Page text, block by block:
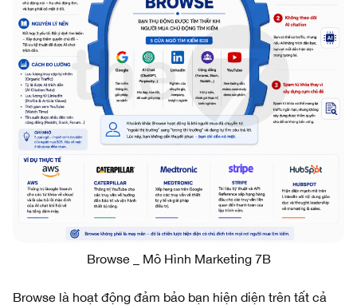
Browse _ Mô Hình Marketing 7B
Browse là hoạt động đảm bảo bạn hiện diện trên tất cả